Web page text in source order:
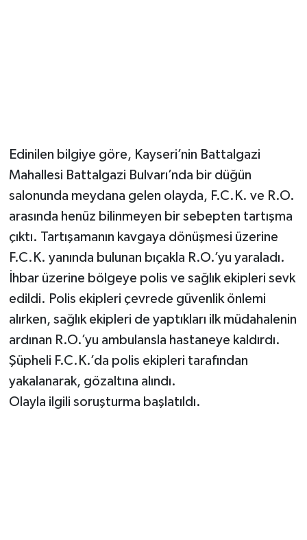
Edinilen bilgiye göre, Kayseri’nin Battalgazi
Mahallesi Battalgazi Bulvarı’nda bir düğün
salonunda meydana gelen olayda, F.C.K. ve R.O.
arasında henüz bilinmeyen bir sebepten tartışma
çıktı. Tartışamanın kavgaya dönüşmesi üzerine
F.C.K. yanında bulunan bıçakla R.O.’yu yaraladı.
İhbar üzerine bölgeye polis ve sağlık ekipleri sevk
edildi. Polis ekipleri çevrede güvenlik önlemi
alırken, sağlık ekipleri de yaptıkları ilk müdahalenin
ardınan R.O.’yu ambulansla hastaneye kaldırdı.
Şüpheli F.C.K.’da polis ekipleri tarafından
yakalanarak, gözaltına alındı.
Olayla ilgili soruşturma başlatıldı.